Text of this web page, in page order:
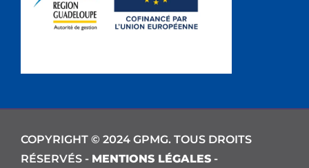
COPYRIGHT © 2024 GPMG. TOUS DROITS
RÉSERVÉS - MENTIONS LÉGALES -